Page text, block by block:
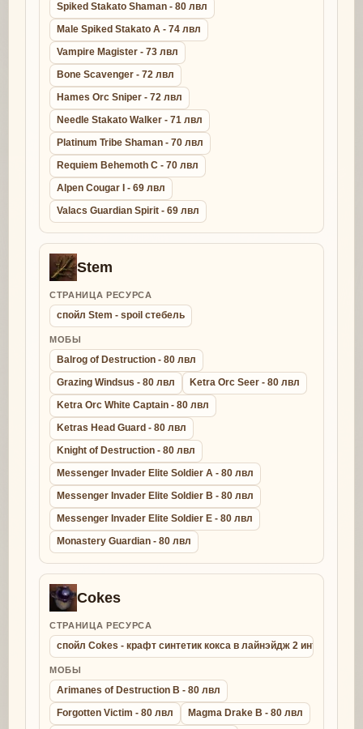
Spiked Stakato Shaman - 80 лвл
Male Spiked Stakato A - 74 лвл
Vampire Magister - 73 лвл
Bone Scavenger - 72 лвл
Hames Orc Sniper - 72 лвл
Needle Stakato Walker - 71 лвл
Platinum Tribe Shaman - 70 лвл
Requiem Behemoth C - 70 лвл
Alpen Cougar I - 69 лвл
Valacs Guardian Spirit - 69 лвл
Stem
СТРАНИЦА РЕСУРСА
спойл Stem - spoil стебель
МОБЫ
Balrog of Destruction - 80 лвл
Grazing Windsus - 80 лвл
Ketra Orc Seer - 80 лвл
Ketra Orc White Captain - 80 лвл
Ketras Head Guard - 80 лвл
Knight of Destruction - 80 лвл
Messenger Invader Elite Soldier A - 80 лвл
Messenger Invader Elite Soldier B - 80 лвл
Messenger Invader Elite Soldier E - 80 лвл
Monastery Guardian - 80 лвл
Cokes
СТРАНИЦА РЕСУРСА
спойл Cokes - крафт синтетик кокса в лайнэйдж 2 интерлюд
МОБЫ
Arimanes of Destruction B - 80 лвл
Forgotten Victim - 80 лвл
Magma Drake B - 80 лвл